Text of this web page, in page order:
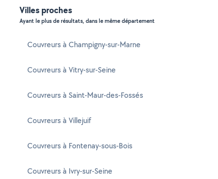
Villes proches
Ayant le plus de résultats, dans le même département
Couvreurs à Champigny-sur-Marne
Couvreurs à Vitry-sur-Seine
Couvreurs à Saint-Maur-des-Fossés
Couvreurs à Villejuif
Couvreurs à Fontenay-sous-Bois
Couvreurs à Ivry-sur-Seine